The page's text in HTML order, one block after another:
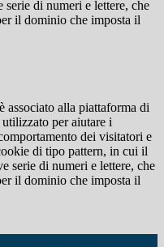
serie di numeri e lettere, che
il dominio che imposta il
associato alla piattaforma di
per aiutare i
dei visitatori e
di tipo pattern, in cui il
serie di numeri e lettere, che
il dominio che imposta il